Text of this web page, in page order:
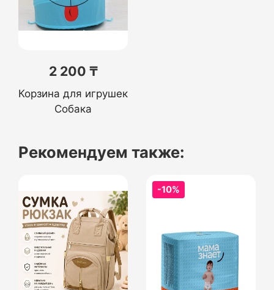
2 200 ₸
Корзина для игрушек
Собака
Рекомендуем также:
-10%